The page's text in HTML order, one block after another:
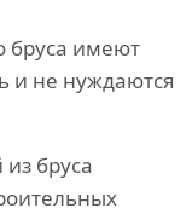
бруса имеют
и не нуждаются
бруса